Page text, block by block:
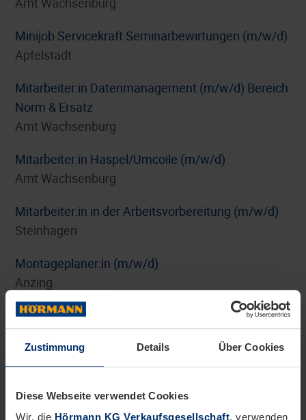
Zustimmung Details Über Cookies
Diese Webseite verwendet Cookies
Wir, die Hörmann KG Verkaufsgesellschaft, verwenden
Minijob Servicekraft Seminarbewirtungen (m/w/d)
Apfelstädt
Mitarbeiter:in Datenmanagement (m/w/d) Bereich
Norm & Ersatz
Amt Wachsenburg
Mitarbeiter:in Haspel/Umcoile (m/w/d)
Amt Wachsenburg
Mitarbeiter:in in der Arbeitsvorbereitung (m/w/d)
Steinhagen
Montageplaner:in (m/w/d)
Anzing
Personalreferent:in Benefits und HR-Marketing
(m/w/d)
Steinhagen